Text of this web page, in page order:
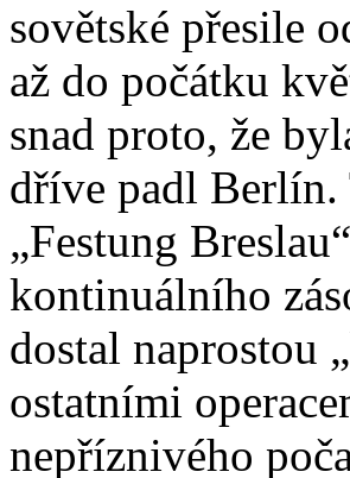
sovětské přesile
až do počátku
snad proto, že
dříve padl Berlín.
„Festung
kontinuálního
dostal naprostou
ostatními
nepříznivého